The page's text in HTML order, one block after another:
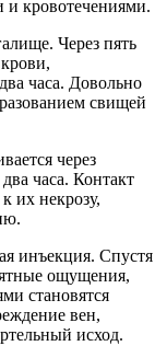
кровотечениями.
Через пять
часа. Довольно
свищей
через
часа. Контакт
их некрозу,
инъекция. Спустя
ощущения,
становятся
вен,
исход.